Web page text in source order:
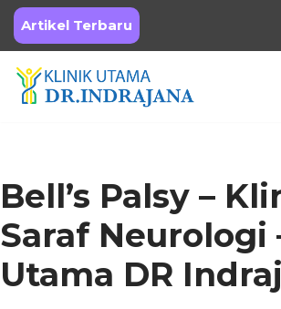
Skip
to
content
Artikel Terbaru
Bell’s Palsy –
Saraf Neurologi
Utama DR